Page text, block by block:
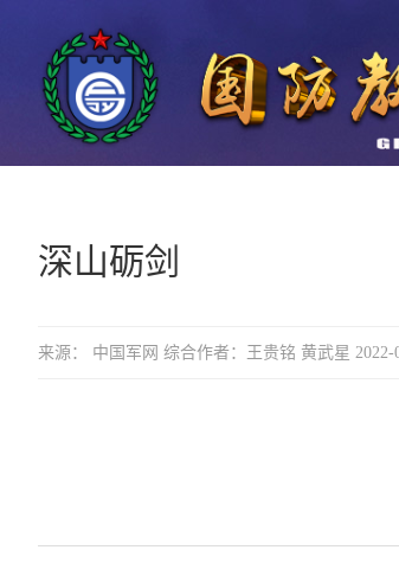
深山砺剑
来源： 中国军网 综合作者：王贵铭 黄武星 2022-